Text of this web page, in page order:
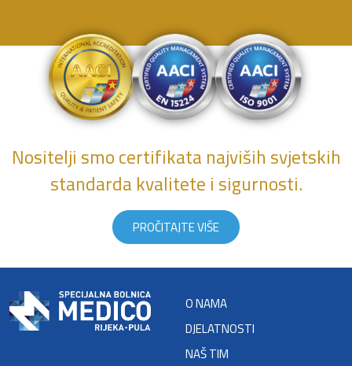
Nositelji smo certifikata najviših svjetskih
standarda kvalitete i sigurnosti.
PROČITAJTE VIŠE
O NAMA
DJELATNOSTI
NAŠ TIM